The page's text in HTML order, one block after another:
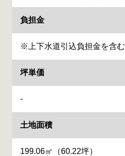
負担金
※上下水道引込負担金を含む
坪単価
-
土地面積
199.06㎡（60.22坪）